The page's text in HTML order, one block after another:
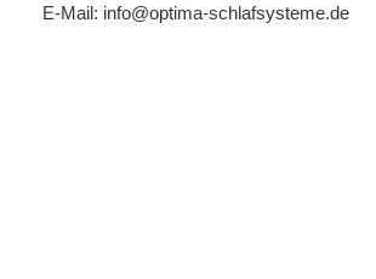
E-Mail: info@optima-schlafsysteme.de